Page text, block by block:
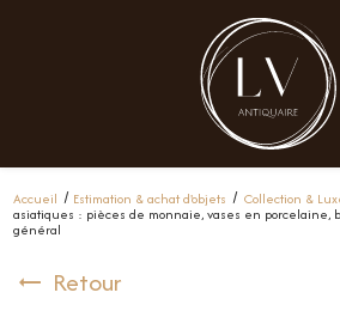
Accueil Estimation & achat d'objets Collection &
asiatiques : pièces de monnaie, vases en porcelaine,
général
Retour
Panneau de gestion des cookies